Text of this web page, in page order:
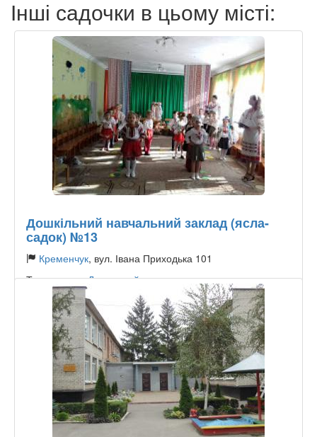
Інші садочки в цьому місті:
Дошкільний навчальний заклад (ясла-
садок) №13
Кременчук, вул. Івана Приходька 101
Тип садочку:Державний